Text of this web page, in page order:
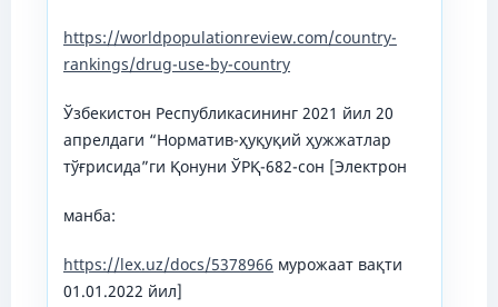
https://worldpopulationreview.com/country-
rankings/drug-use-by-country
Ўзбекистон Республикасининг 2021 йил 20
апрелдаги “Норматив-ҳуқуқий ҳужжатлар
тўғрисида”ги Қонуни ЎРҚ-682-сон [Электрон
манба:
https://lex.uz/docs/5378966 мурожаат вақти
01.01.2022 йил]